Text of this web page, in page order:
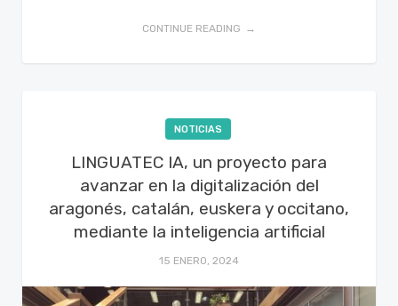
CONTINUE READING
NOTICIAS
LINGUATEC IA, un proyecto para
avanzar en la digitalización del
aragonés, catalán, euskera y occitano,
mediante la inteligencia artificial
15 ENERO, 2024